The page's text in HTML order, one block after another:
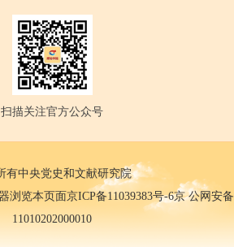
扫描关注官方公众号
有中央党史和文献研究院
浏览本页面京ICP备11039383号-6京 公网安备
11010202000010